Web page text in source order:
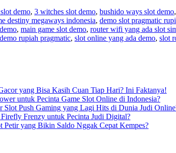
demo, 3 witches slot demo, bushido ways slot demo,
destiny megaways indonesia, demo slot pragmatic
, main game slot demo, router wifi yang ada slot
rupiah pragmatic, slot online yang ada demo, slot
yang Bisa Kasih Cuan Tiap Hari? Ini Faktanya!
untuk Pecinta Game Slot Online di Indonesia?
Slot Push Gaming yang Lagi Hits di Dunia Judi
Frenzy untuk Pecinta Judi Digital?
yang Bikin Saldo Nggak Cepat Kempes?